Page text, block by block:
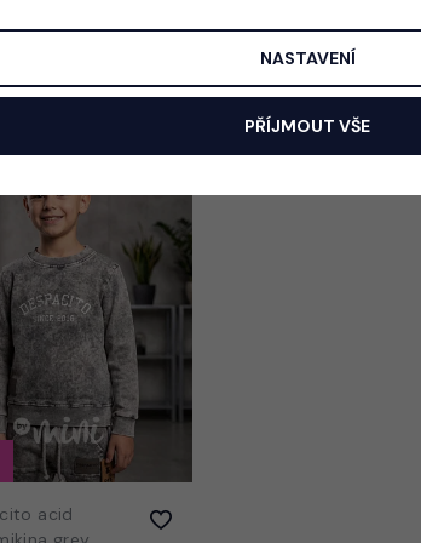
Acid wash denim
blue mikina
490 Kč
acid
NASTAVENÍ
PŘÍJMOUT VŠE